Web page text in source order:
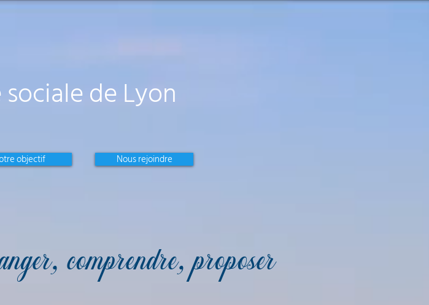
de Lyon
objectif Nous rejoindre
, comprendre, proposer